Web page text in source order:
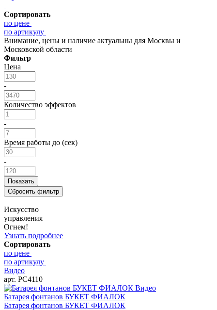
Сортировать
по цене
по артикулу
Внимание, цены и наличие актуальны для Москвы и
Московской области
Фильтр
Цена
-
Количество эффектов
-
Время работы до (сек)
-
Искусство
управления
Огнем!
Узнать подробнее
Сортировать
по цене
по артикулу
Видео
арт. РС4110
Видео
Батарея фонтанов БУКЕТ ФИАЛОК
Батарея фонтанов БУКЕТ ФИАЛОК